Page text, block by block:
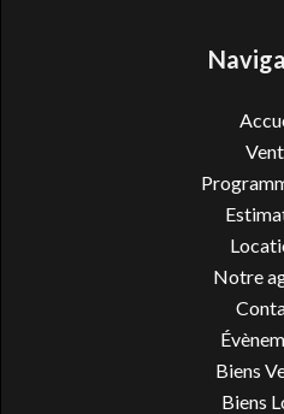
Notre
Biens
Biens